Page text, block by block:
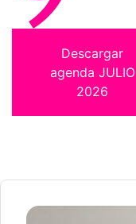
Descargar
agenda JULIO
2026